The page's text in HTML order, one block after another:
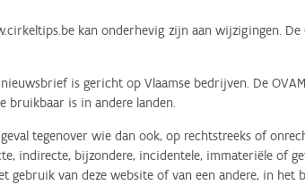
kan onderhevig zijn aan wijzigingen.
is gericht op Vlaamse bedrijven. De
bruikbaar is in andere landen.
tegenover wie dan ook, op rechtstreeks of
indirecte, bijzondere, incidentele, immateriële of
gebruik van deze website of van een andere, in het